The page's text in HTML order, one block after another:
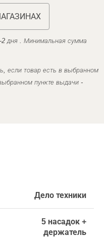
дня . Минимальная сумма
если товар есть в выбранном
пункте выдачи -
Дело техники
5 насадок +
держатель